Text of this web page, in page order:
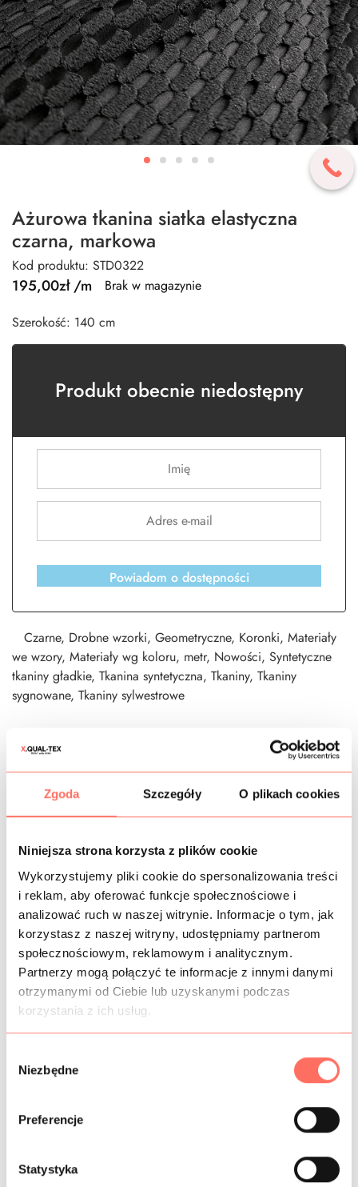
Zgoda Szczegóły O plikach cookies
Niniejsza strona korzysta z plików cookie
Wykorzystujemy pliki cookie do spersonalizowania treści
i reklam, aby oferować funkcje społecznościowe i
analizować ruch w naszej witrynie. Informacje o tym, jak
korzystasz z naszej witryny, udostępniamy partnerom
społecznościowym, reklamowym i analitycznym.
Partnerzy mogą połączyć te informacje z innymi danymi
otrzymanymi od Ciebie lub uzyskanymi podczas
korzystania z ich usług.
Niezbędne
Preferencje
Statystyka
Ażurowa tkanina siatka elastyczna
czarna, markowa
Kod produktu: STD0322
195,00zł/m
Brak w magazynie
Szerokość: 140 cm
Produkt obecnie niedostępny
Powiadom o dostępności
Czarne, Drobne wzorki, Geometryczne, Koronki, Materiały
we wzory, Materiały wg koloru, metr, Nowości, Syntetyczne
tkaniny gładkie, Tkanina syntetyczna, Tkaniny, Tkaniny
sygnowane, Tkaniny sylwestrowe
KOSZTY WYSYŁKI
Ażurowatkanina siatkaelastyczna czarna z grubymi
oczkami. Wzór jednolity, geometryczny. Z uwagi na fakt, że
jest tomateriał przeziernynależy rozważyć zastosowanie
podszewki.
Tkanina z prześwitami, niegryząca, miękka, przyjemna w
dotyku, cienka, lekko elastyczna w szerokości i po
skosach, matowa.
Ta czarna siatka z dużymi oczkami
Produkcja włoska. Tkanina markowa. Sprzedaż od 10 cm.